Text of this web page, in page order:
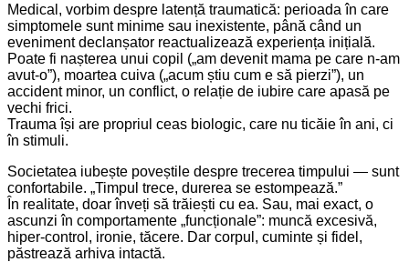
Medical, vorbim despre latență traumatică: perioada în care
simptomele sunt minime sau inexistente, până când un
eveniment declanșator reactualizează experiența inițială.
Poate fi nașterea unui copil („am devenit mama pe care n-am
avut-o”), moartea cuiva („acum știu cum e să pierzi”), un
accident minor, un conflict, o relație de iubire care apasă pe
vechi frici.
Trauma își are propriul ceas biologic, care nu ticăie în ani, ci
în stimuli.
Societatea iubește poveștile despre trecerea timpului — sunt
confortabile. „Timpul trece, durerea se estompează.”
În realitate, doar înveți să trăiești cu ea. Sau, mai exact, o
ascunzi în comportamente „funcționale”: muncă excesivă,
hiper-control, ironie, tăcere. Dar corpul, cuminte și fidel,
păstrează arhiva intactă.